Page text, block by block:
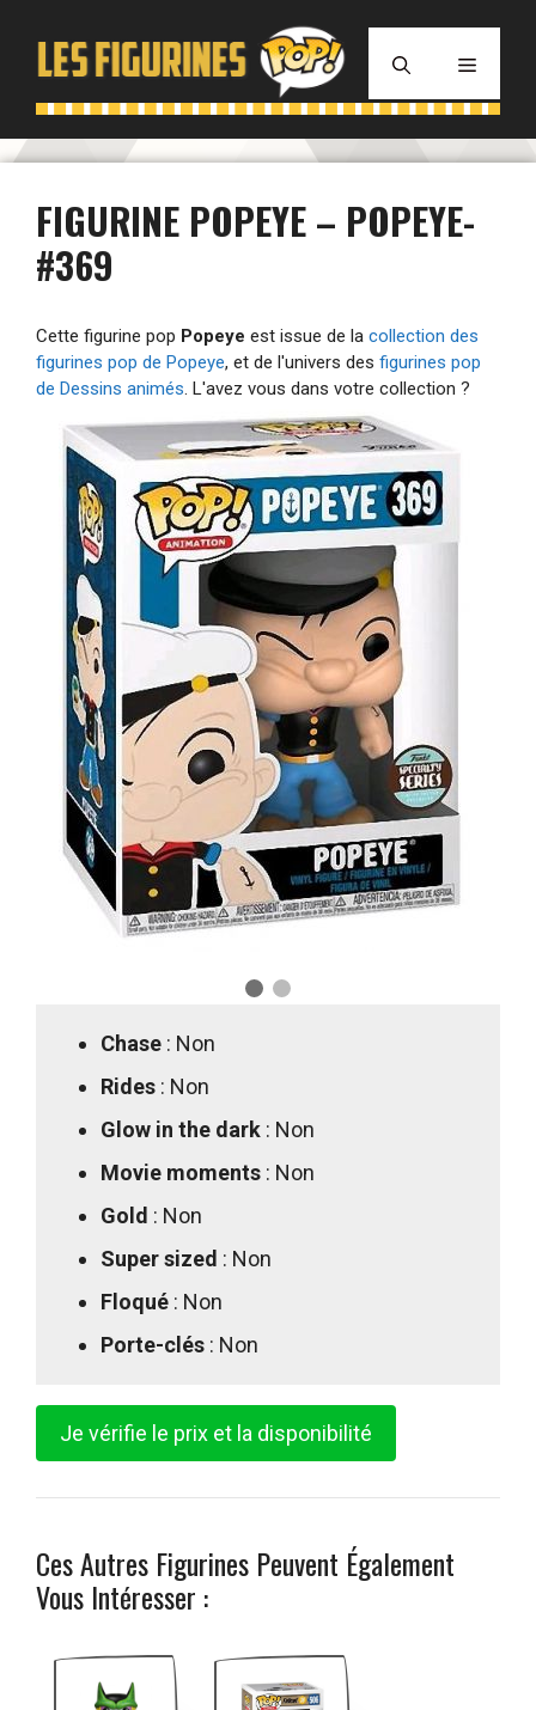
contenu
MENU
FIGURINE POPEYE – POPEYE-
#369
Cette figurine pop Popeye est issue de la collection des
figurines pop de Popeye, et de l'univers des figurines pop
de Dessins animés. L'avez vous dans votre collection ?
Chase : Non
Rides : Non
Glow in the dark : Non
Movie moments : Non
Gold : Non
Super sized : Non
Floqué : Non
Porte-clés : Non
Je vérifie le prix et la disponibilité
Ces Autres Figurines Peuvent Également
Vous Intéresser :